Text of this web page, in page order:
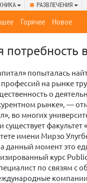
РАЗВЛЕЧЕНИЯ
Горячее Новое
потребность
попыталась
на рынке
о
рынке», —
во многих
имени Мирзо
данный момент это
курс
по связям с